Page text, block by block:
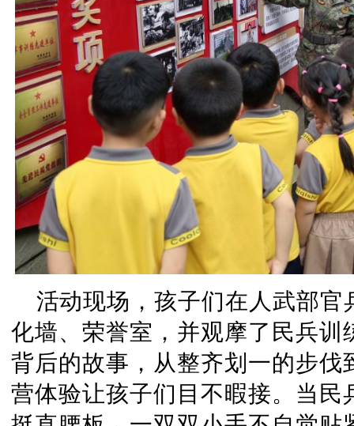
活动现场，孩子们在人武部
化墙、荣誉室，并观摩了民兵
背后的故事，从整齐划一的步
营体验让孩子们目不暇接。当